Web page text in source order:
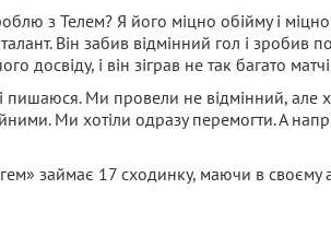
з Телем? Я його міцно обійму і
Він забив відмінний гол і зробив
досвіду, і він зіграв не так багато
пишаюся. Ми провели не відмінний, але
Ми хотіли одразу перемогти. А
займає 17 сходинку, маючи в своєму